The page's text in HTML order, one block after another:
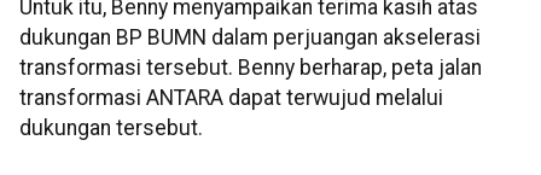
Untuk itu, Benny menyampaikan terima kasih atas
dukungan BP BUMN dalam perjuangan akselerasi
transformasi tersebut. Benny berharap, peta jalan
transformasi ANTARA dapat terwujud melalui
dukungan tersebut.